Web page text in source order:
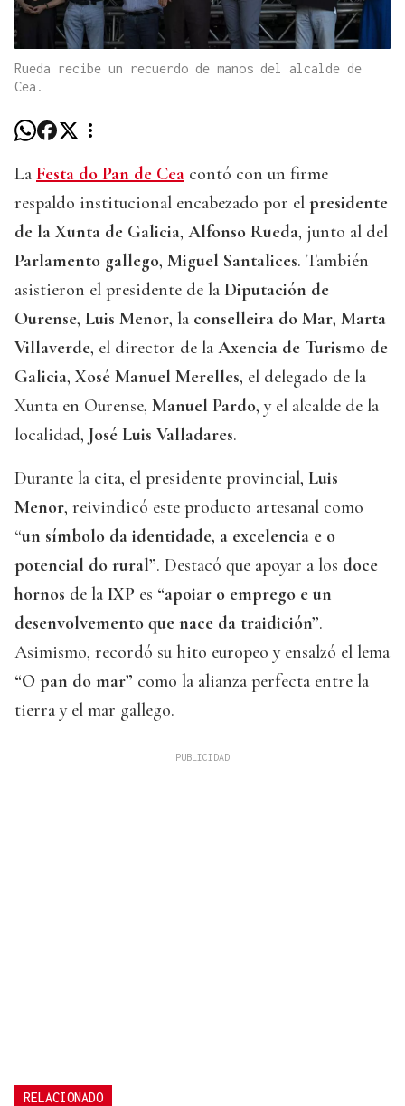
Rueda recibe un recuerdo de manos del alcalde de
Cea.
La Festa do Pan de Cea contó con un firme
respaldo institucional encabezado por el presidente
de la Xunta de Galicia, Alfonso Rueda, junto al del
Parlamento gallego, Miguel Santalices. También
asistieron el presidente de la Diputación de
Ourense, Luis Menor, la conselleira do Mar, Marta
Villaverde, el director de la Axencia de Turismo de
Galicia, Xosé Manuel Merelles, el delegado de la
Xunta en Ourense, Manuel Pardo, y el alcalde de la
localidad, José Luis Valladares.
Durante la cita, el presidente provincial, Luis
Menor, reivindicó este producto artesanal como
“un símbolo da identidade, a excelencia e o
potencial do rural”. Destacó que apoyar a los doce
hornos de la IXP es “apoiar o emprego e un
desenvolvemento que nace da traidición”.
Asimismo, recordó su hito europeo y ensalzó el lema
“O pan do mar” como la alianza perfecta entre la
tierra y el mar gallego.
RELACIONADO